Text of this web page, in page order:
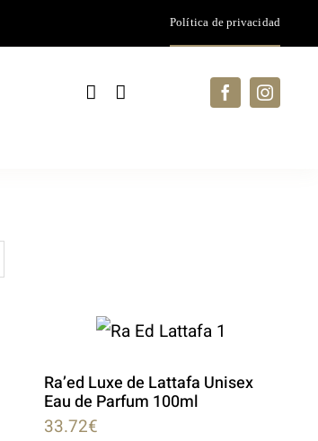
Política de privacidad
Ra’ed Luxe de Lattafa Unisex
Eau de Parfum 100ml
33.72€